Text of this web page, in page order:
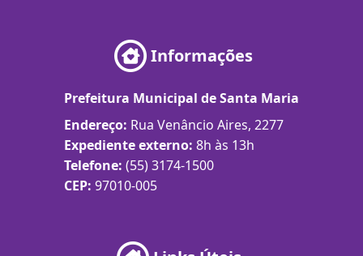
Informações
Prefeitura Municipal de Santa Maria
Endereço: Rua Venâncio Aires, 2277
Expediente externo: 8h às 13h
Telefone: (55) 3174-1500
CEP: 97010-005